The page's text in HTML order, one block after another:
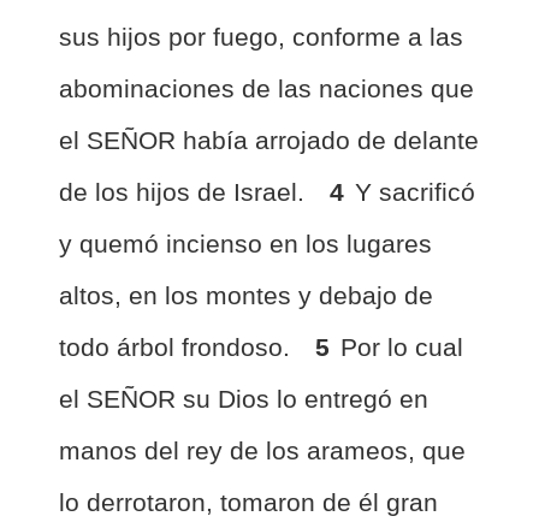
sus hijos por fuego, conforme a las
abominaciones de las naciones que
el SEÑOR había arrojado de delante
de los hijos de Israel.
4 Y sacrificó
y quemó incienso en los lugares
altos, en los montes y debajo de
todo árbol frondoso.
5 Por lo cual
el SEÑOR su Dios lo entregó en
manos del rey de los arameos, que
lo derrotaron, tomaron de él gran